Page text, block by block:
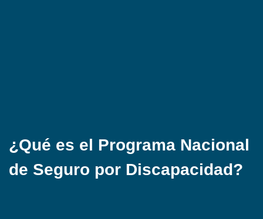
¿Qué es el Programa Nacional
de Seguro por Discapacidad?